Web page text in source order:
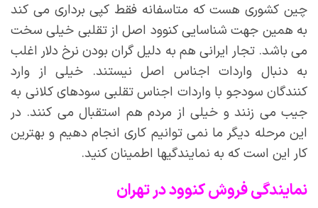
چین کشوری هست که متاسفانه فقط کپی برداری می کند
به همین جهت شناسایی کنوود اصل از تقلبی خیلی سخت
می باشد. تجار ایرانی هم به دلیل گران بودن نرخ دلار اغلب
به دنبال واردات اجناس اصل نیستند. خیلی از وارد
کنندگان سودجو با واردات اجناس تقلبی سودهای کلانی به
جیب می زنند و خیلی از مردم هم استقبال می کنند. در
این مرحله دیگر ما نمی توانیم کاری انجام دهیم و بهترین
کار این است که به نمایندگیها اطمینان کنید.
نمایندگی فروش کنوود در تهران